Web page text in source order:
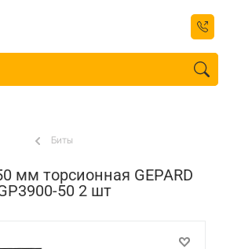
Биты
мм торсионная GEPARD
50 2 шт